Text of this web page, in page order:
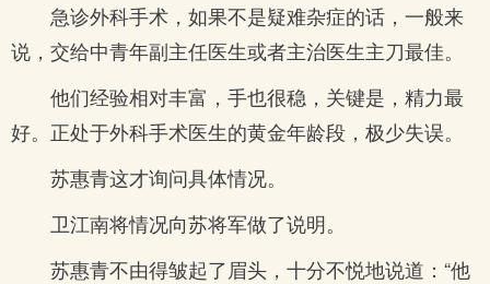
急诊外科手术，如果不是疑难杂症的话，一般来
说，交给中青年副主任医生或者主治医生主刀最佳。
他们经验相对丰富，手也很稳，关键是，精力最
好。正处于外科手术医生的黄金年龄段，极少失误。
苏惠青这才询问具体情况。
卫江南将情况向苏将军做了说明。
苏惠青不由得皱起了眉头，十分不悦地说道：“他